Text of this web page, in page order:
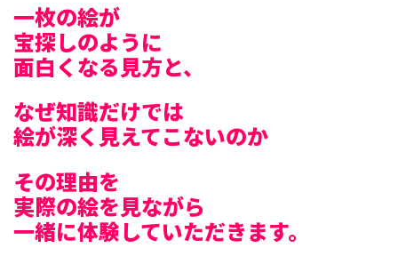
一枚の絵が
宝探しのように
面白くなる見方と、
なぜ知識だけでは
絵が深く見えてこないのか
その理由を
実際の絵を見ながら
一緒に体験していただきます。